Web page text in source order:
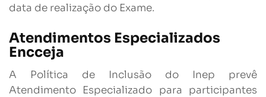
data de realização do Exame.
Atendimentos Especializados
Encceja
A Política de Inclusão do Inep prevê
Atendimento Especializado para participantes